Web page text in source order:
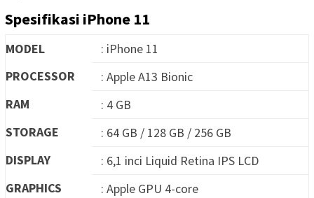
Spesifikasi iPhone 11
MODEL
: iPhone 11
PROCESSOR
: Apple A13 Bionic
RAM
: 4 GB
STORAGE
: 64 GB / 128 GB / 256 GB
DISPLAY
: 6,1 inci Liquid Retina IPS LCD
GRAPHICS
: Apple GPU 4-core